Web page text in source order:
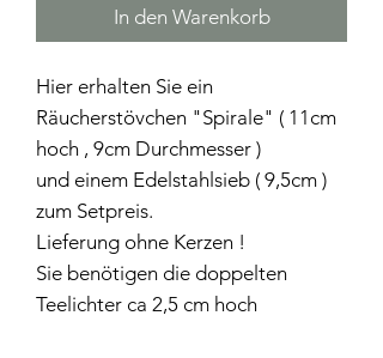
In den Warenkorb
Hier erhalten Sie ein
Räucherstövchen "Spirale" ( 11cm
hoch , 9cm Durchmesser )
und einem Edelstahlsieb ( 9,5cm )
zum Setpreis.
Lieferung ohne Kerzen !
Sie benötigen die doppelten
Teelichter ca 2,5 cm hoch